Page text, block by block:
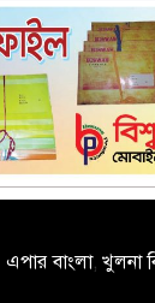
এপার বাংলা,খুলনা